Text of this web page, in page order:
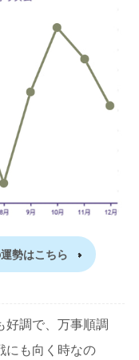
勢はこちら
好調で、万事順調
にも向く時なの